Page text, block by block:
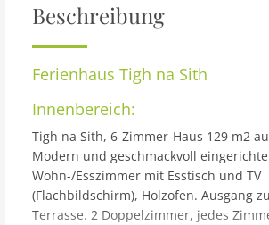
Beschreibung
Ferienhaus Tigh na Sith
Innenbereich:
Tigh na Sith, 6-Zimmer-Haus 129 m2
Modern und geschmackvoll
Wohn-/Esszimmer mit Esstisch und TV
(Flachbildschirm), Holzofen. Ausgang
Terrasse. 2 Doppelzimmer, jedes